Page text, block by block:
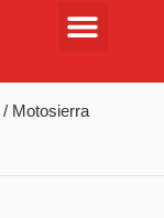
/ Motosierra